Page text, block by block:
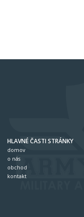
HLAVNÉ ČASTI STRÁNKY
domov
o nás
obchod
kontakt